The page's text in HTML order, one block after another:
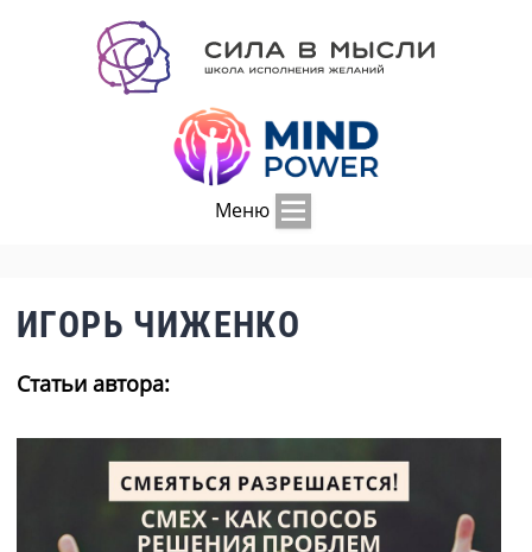
Меню
ИГОРЬ ЧИЖЕНКО
Статьи автора: